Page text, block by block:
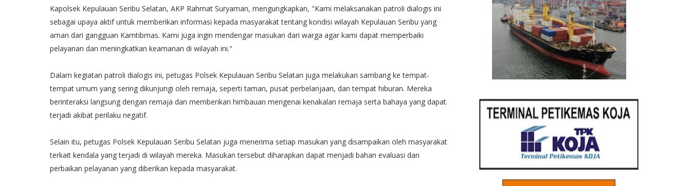
Kapolsek Kepulauan Seribu Selatan, AKP Rahmat Suryaman, mengungkapkan, "Kami melaksanakan patroli dialogis ini
sebagai upaya aktif untuk memberikan informasi kepada masyarakat tentang kondisi wilayah Kepulauan Seribu yang
aman dari gangguan Kamtibmas. Kami juga ingin mendengar masukan dari warga agar kami dapat memperbaiki
pelayanan dan meningkatkan keamanan di wilayah ini."
Dalam kegiatan patroli dialogis ini, petugas Polsek Kepulauan Seribu Selatan juga melakukan sambang ke tempat-
tempat umum yang sering dikunjungi oleh remaja, seperti taman, pusat perbelanjaan, dan tempat hiburan. Mereka
berinteraksi langsung dengan remaja dan memberikan himbauan mengenai kenakalan remaja serta bahaya yang dapat
terjadi akibat perilaku negatif.
Selain itu, petugas Polsek Kepulauan Seribu Selatan juga menerima setiap masukan yang disampaikan oleh masyarakat
terkait kendala yang terjadi di wilayah mereka. Masukan tersebut diharapkan dapat menjadi bahan evaluasi dan
perbaikan pelayanan yang diberikan kepada masyarakat.